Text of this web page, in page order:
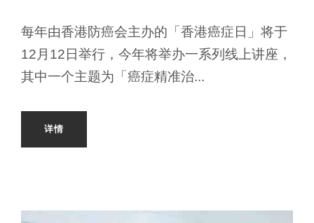
每年由香港防癌会主办的「香港癌症日」将于
12月12日举行，今年将举办一系列线上讲座，
其中一个主题为「癌症精准治...
详情